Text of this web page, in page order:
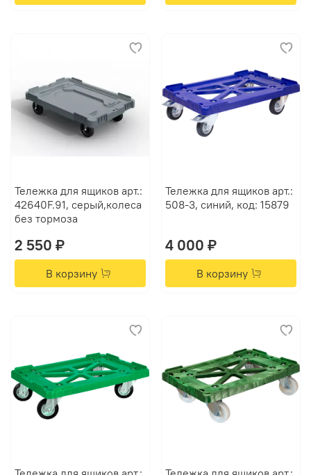
Тележка для ящиков арт.:
42640F.91, серый,колеса
без тормоза
2 550 ₽
В корзину
Тележка для ящиков арт.:
508-3, синий, код: 15879
4 000 ₽
В корзину